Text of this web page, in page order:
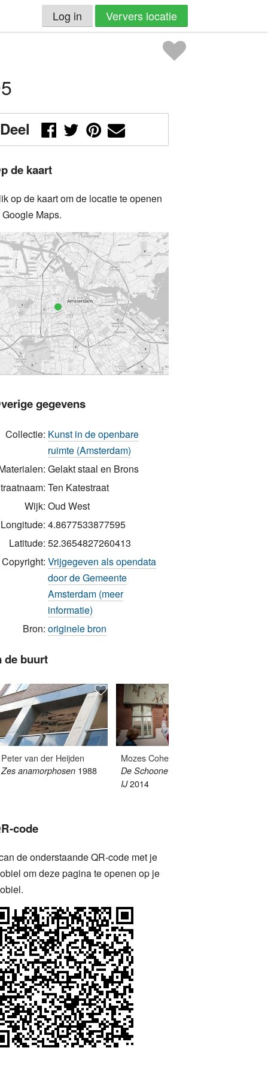
Log in Ververs locatie
Deel
de kaart
op de kaart om de locatie te openen
Maps.
gegevens
Collectie: Kunst in de openbare
ruimte (Amsterdam)
Gelakt staal en Brons
Ten Katestraat
Wijk: Oud West
Longitude: 4.8677533877595
Latitude: 52.3654827260413
Copyright: Vrijgegeven als opendata
door de Gemeente
Amsterdam (meer
informatie)
Bron: originele bron
de buurt
Peter van der Heijden
Zes anamorphosen 1988
Mozes Cohen
De Schoone Stad aan het
IJ 2014
code
de onderstaande QR-code met je
om deze pagina te openen op je